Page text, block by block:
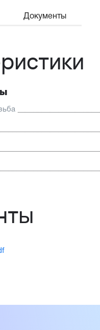
Документы